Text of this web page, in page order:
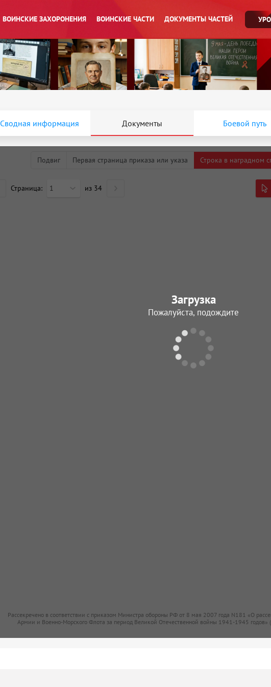
ВОИНСКИЕ ЗАХОРОНЕНИЯ ВОИНСКИЕ ЧАСТИ ДОКУМЕНТЫ ЧАСТЕЙ
Сводная информация Документы Боевой путь
Подвиг Первая страница приказа или указа Строка в наградном
Страница: 1 из 34
Рассекречено в соответствии с приказом Министра обороны РФ от 8 мая 2007 года N181 «О
Армии и Военно-Морского Флота за период Великой Отечественной войны 1941-1945
Загрузка
Пожалуйста, подождите